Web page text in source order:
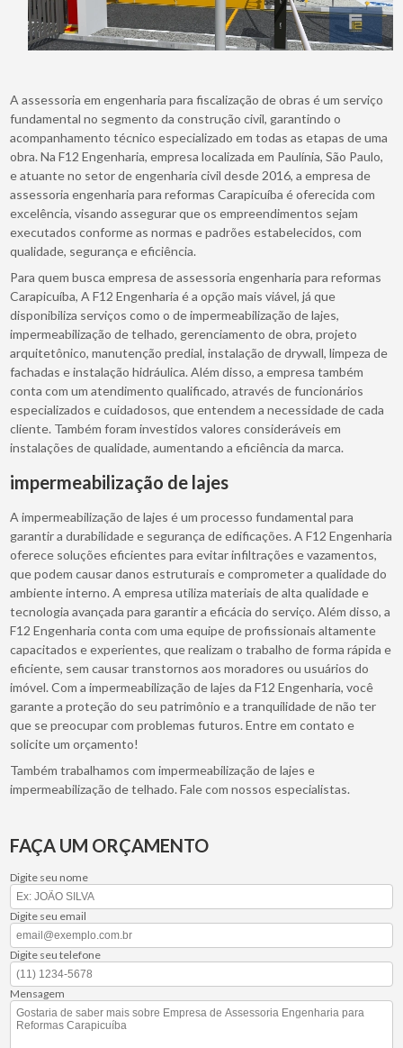
A assessoria em engenharia para fiscalização de obras é um serviço
fundamental no segmento da construção civil, garantindo o
acompanhamento técnico especializado em todas as etapas de uma
obra. Na F12 Engenharia, empresa localizada em Paulínia, São Paulo,
e atuante no setor de engenharia civil desde 2016, a empresa de
assessoria engenharia para reformas Carapicuíba é oferecida com
excelência, visando assegurar que os empreendimentos sejam
executados conforme as normas e padrões estabelecidos, com
qualidade, segurança e eficiência.
Para quem busca empresa de assessoria engenharia para reformas
Carapicuíba, A F12 Engenharia é a opção mais viável, já que
disponibiliza serviços como o de impermeabilização de lajes,
impermeabilização de telhado, gerenciamento de obra, projeto
arquitetônico, manutenção predial, instalação de drywall, limpeza de
fachadas e instalação hidráulica. Além disso, a empresa também
conta com um atendimento qualificado, através de funcionários
especializados e cuidadosos, que entendem a necessidade de cada
cliente. Também foram investidos valores consideráveis em
instalações de qualidade, aumentando a eficiência da marca.
impermeabilização de lajes
A impermeabilização de lajes é um processo fundamental para
garantir a durabilidade e segurança de edificações. A F12 Engenharia
oferece soluções eficientes para evitar infiltrações e vazamentos,
que podem causar danos estruturais e comprometer a qualidade do
ambiente interno. A empresa utiliza materiais de alta qualidade e
tecnologia avançada para garantir a eficácia do serviço. Além disso, a
F12 Engenharia conta com uma equipe de profissionais altamente
capacitados e experientes, que realizam o trabalho de forma rápida e
eficiente, sem causar transtornos aos moradores ou usuários do
imóvel. Com a impermeabilização de lajes da F12 Engenharia, você
garante a proteção do seu patrimônio e a tranquilidade de não ter
que se preocupar com problemas futuros. Entre em contato e
solicite um orçamento!
Também trabalhamos com impermeabilização de lajes e
impermeabilização de telhado. Fale com nossos especialistas.
FAÇA UM ORÇAMENTO
Digite seu nome
Digite seu email
Digite seu telefone
Mensagem